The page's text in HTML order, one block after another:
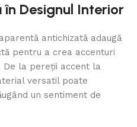
Designul Interior
antichizată adaugă
pentru a crea accenturi
De la pereții accent la
versatil poate
un sentiment de